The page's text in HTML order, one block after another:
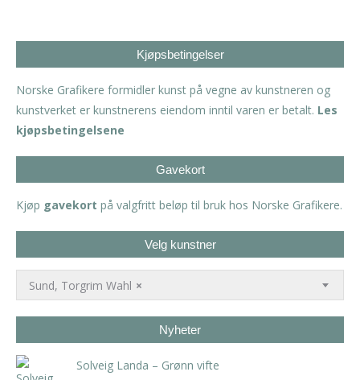
Kjøpsbetingelser
Norske Grafikere formidler kunst på vegne av kunstneren og
kunstverket er kunstnerens eiendom inntil varen er betalt. Les
kjøpsbetingelsene
Gavekort
Kjøp gavekort på valgfritt beløp til bruk hos Norske Grafikere.
Velg kunstner
×
Sund, Torgrim Wahl
Nyheter
Solveig Landa – Grønn vifte